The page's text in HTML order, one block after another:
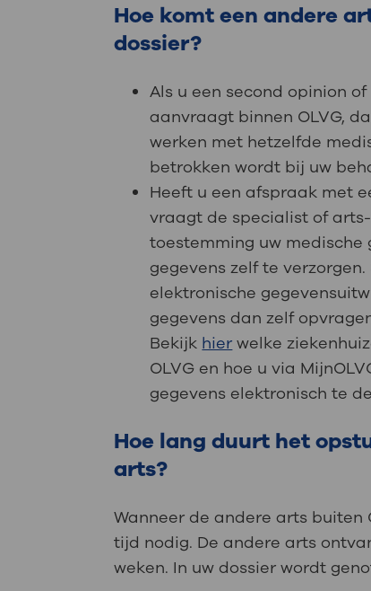
Hoe komt een andere
dossier?
Als u een second opinion
aanvraagt binnen OLVG,
werken met hetzelfde
betrokken wordt bij uw
Heeft u een afspraak met
vraagt de specialist of
toestemming uw medische
gegevens zelf te
elektronische
gegevens dan zelf
Bekijk hier welke
OLVG en hoe u via
gegevens elektronisch te
Hoe lang duurt het
arts?
Wanneer de andere arts buiten
tijd nodig. De andere arts
weken. In uw dossier wordt